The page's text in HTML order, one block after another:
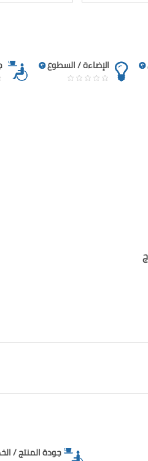
الإضاءة / السطوع
جودة المنتج /